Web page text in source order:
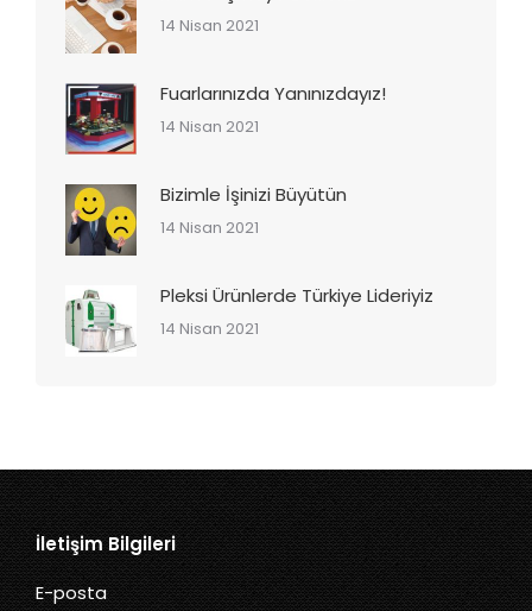
14 Nisan 2021
Fuarlarınızda Yanınızdayız!
14 Nisan 2021
Bizimle İşinizi Büyütün
14 Nisan 2021
Pleksi Ürünlerde Türkiye Lideriyiz
14 Nisan 2021
İletişim Bilgileri
E-posta